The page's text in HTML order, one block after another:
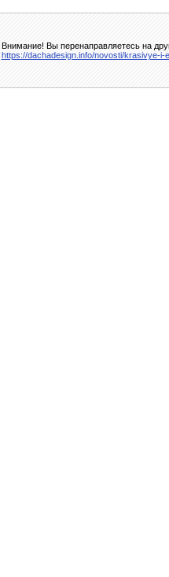
Внимание! Вы перенаправляетесь на
https://dachadesign.info/novosti/krasivye-